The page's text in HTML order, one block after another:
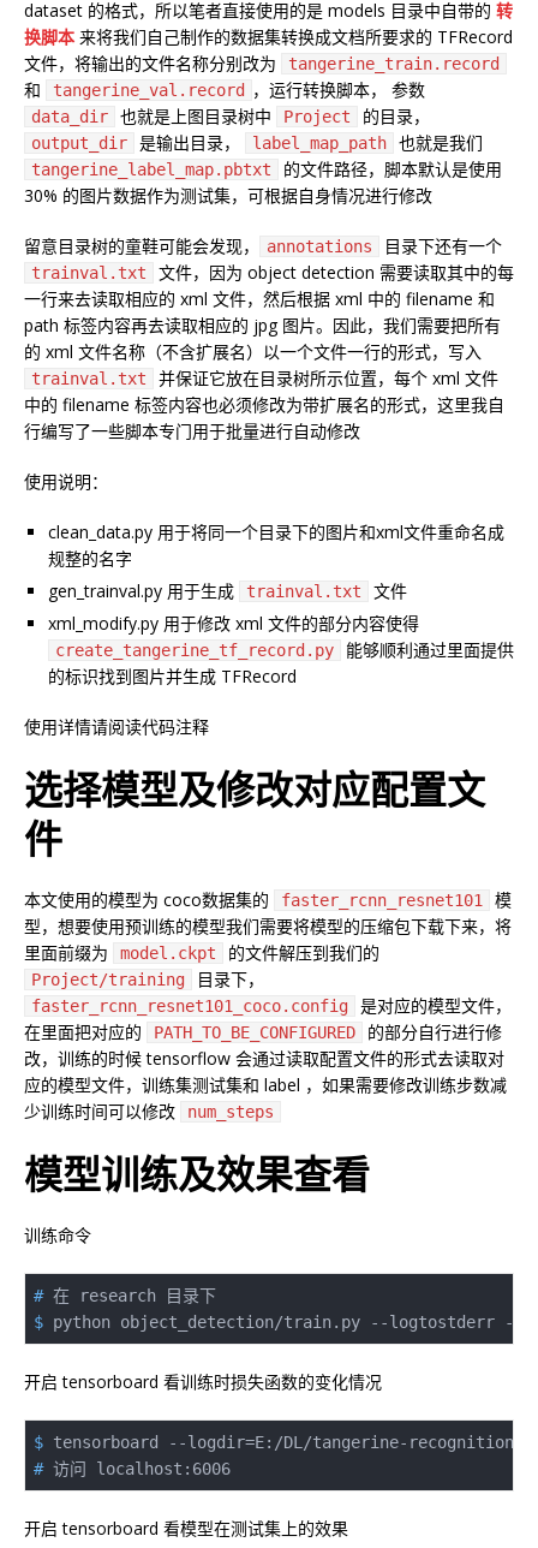
dataset 的格式，所以笔者直接使用的是 models 目录中自带的 转
换脚本 来将我们自己制作的数据集转换成文档所要求的 TFRecord
文件，将输出的文件名称分别改为
tangerine_train.record
和 tangerine_val.record ，运行转换脚本， 参数
data_dir 也就是上图目录树中 Project 的目录，
output_dir 是输出目录， label_map_path 也就是我们
tangerine_label_map.pbtxt
的文件路径，脚本默认是使用
30% 的图片数据作为测试集，可根据自身情况进行修改
留意目录树的童鞋可能会发现， annotations 目录下还有一个
trainval.txt
文件，因为 object detection 需要读取其中的每
一行来去读取相应的 xml 文件，然后根据 xml 中的 filename 和
path 标签内容再去读取相应的 jpg 图片。因此，我们需要把所有
的 xml 文件名称（不含扩展名）以一个文件一行的形式，写入
trainval.txt
并保证它放在目录树所示位置，每个 xml 文件
中的 filename 标签内容也必须修改为带扩展名的形式，这里我自
行编写了一些脚本专门用于批量进行自动修改
使用说明：
clean_data.py 用于将同一个目录下的图片和xml文件重命名成
规整的名字
gen_trainval.py 用于生成
trainval.txt
文件
xml_modify.py 用于修改 xml 文件的部分内容使得
create_tangerine_tf_record.py
能够顺利通过里面提供
的标识找到图片并生成 TFRecord
使用详情请阅读代码注释
选择模型及修改对应配置文
件
本文使用的模型为 coco数据集的 faster_rcnn_resnet101
模
型，想要使用预训练的模型我们需要将模型的压缩包下载下来，将
里面前缀为
model.ckpt 的文件解压到我们的
Project/training 目录下，
faster_rcnn_resnet101_coco.config
是对应的模型文件，
在里面把对应的
PATH_TO_BE_CONFIGURED
的部分自行进行修
改，训练的时候 tensorflow 会通过读取配置文件的形式去读取对
应的模型文件，训练集测试集和 label ，如果需要修改训练步数减
少训练时间可以修改
num_steps
模型训练及效果查看
训练命令
# 在 research 目录下
$ python object_detection/train.py --logtostderr --
开启 tensorboard 看训练时损失函数的变化情况
$ tensorboard --logdir=E:/DL/tangerine-
# 访问 localhost:6006
开启 tensorboard 看模型在测试集上的效果